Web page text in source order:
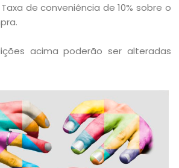
de conveniência de 10% sobre o
acima poderão ser alteradas